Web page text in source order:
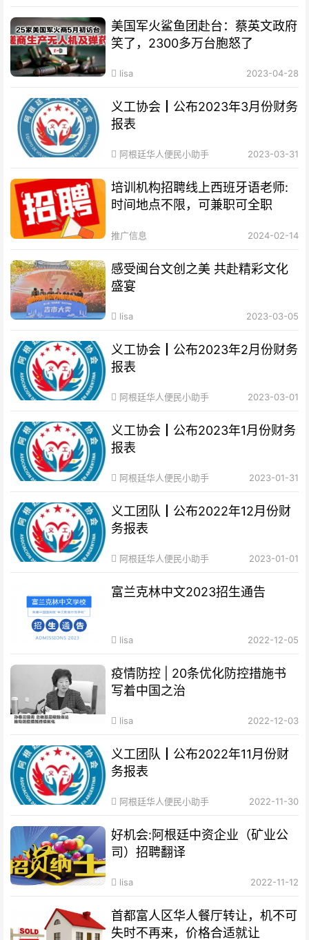
美国军火鲨鱼团赴台：蔡英文政府
笑了，2300多万台胞怒了
lisa 2023-04-28
义工协会┃公布2023年3月份财务
报表
阿根廷华人便民小助手 2023-03-31
培训机构招聘线上西班牙语老师:
时间地点不限，可兼职可全职
推广信息 2024-02-14
感受闽台文创之美 共赴精彩文化
盛宴
lisa 2023-03-05
义工协会┃公布2023年2月份财务
报表
阿根廷华人便民小助手 2023-03-01
义工协会┃公布2023年1月份财务
报表
阿根廷华人便民小助手 2023-01-31
义工团队┃公布2022年12月份财
务报表
阿根廷华人便民小助手 2023-01-01
富兰克林中文2023招生通告
lisa 2022-12-05
疫情防控 | 20条优化防控措施书
写着中国之治
lisa 2022-12-03
义工团队┃公布2022年11月份财
务报表
阿根廷华人便民小助手 2022-11-30
好机会:阿根廷中资企业（矿业公
司）招聘翻译
lisa 2022-11-12
首都富人区华人餐厅转让，机不可
失时不再来，价格合适就让